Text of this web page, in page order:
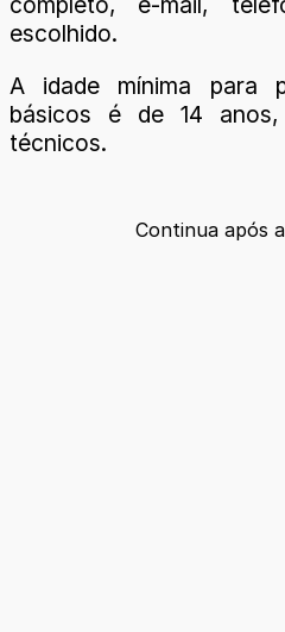
escolhido.
A idade mínima para
básicos é de 14
técnicos.
Continua após